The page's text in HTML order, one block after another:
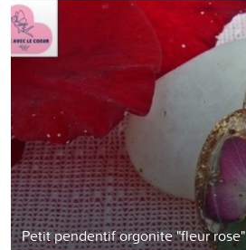
Petit pendentif orgonite "fleur rose"